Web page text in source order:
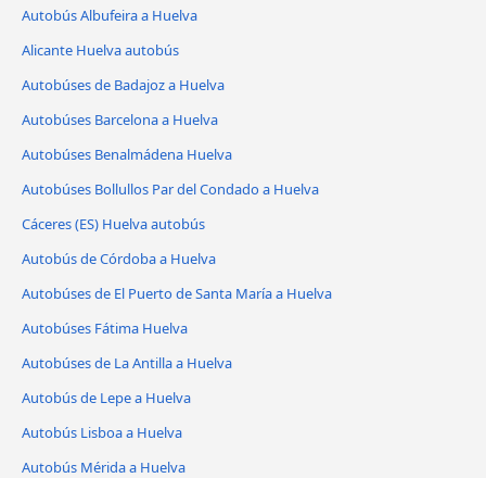
Autobús Albufeira a Huelva
Alicante Huelva autobús
Autobúses de Badajoz a Huelva
Autobúses Barcelona a Huelva
Autobúses Benalmádena Huelva
Autobúses Bollullos Par del Condado a Huelva
Cáceres‎‎ (ES) Huelva autobús
Autobús de Córdoba a Huelva
Autobúses de El Puerto de Santa María a Huelva
Autobúses Fátima Huelva
Autobúses de La Antilla a Huelva
Autobús de Lepe a Huelva
Autobús Lisboa a Huelva
Autobús Mérida a Huelva